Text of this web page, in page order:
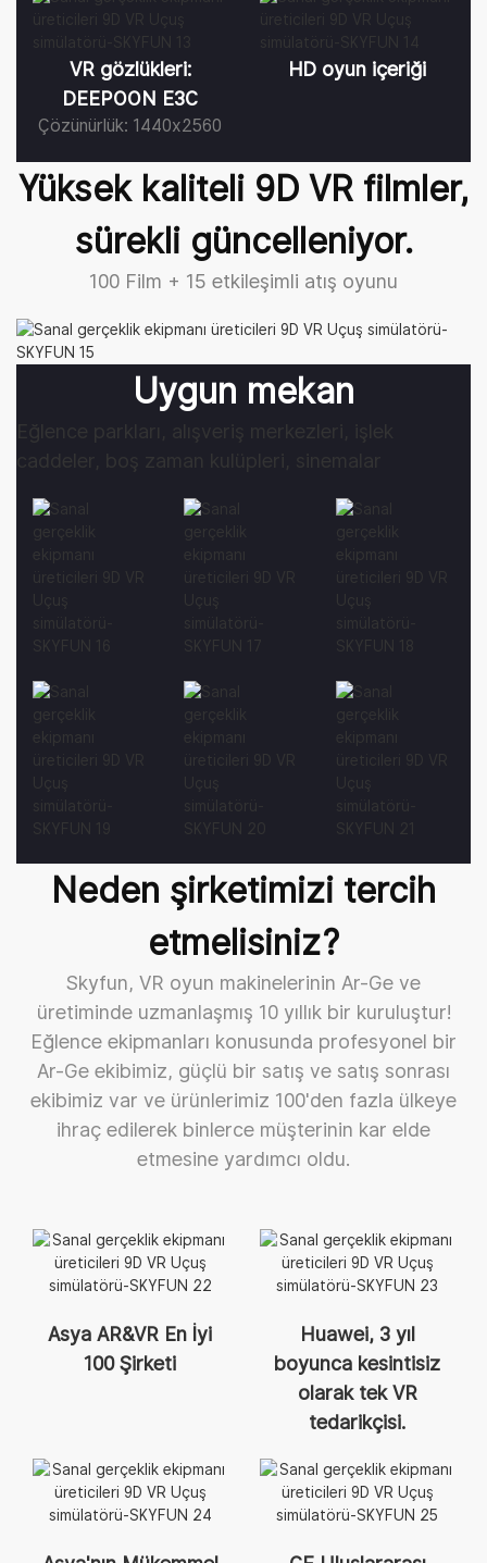
VR gözlükleri:
DEEPOON E3C
Çözünürlük: 1440x2560
HD oyun içeriği
Yüksek kaliteli 9D VR filmler,
sürekli güncelleniyor.
100 Film + 15 etkileşimli atış oyunu
Uygun mekan
Neden şirketimizi tercih
etmelisiniz?
Skyfun, VR oyun makinelerinin Ar-Ge ve
üretiminde uzmanlaşmış 10 yıllık bir kuruluştur!
Eğlence ekipmanları konusunda profesyonel bir
Ar-Ge ekibimiz, güçlü bir satış ve satış sonrası
ekibimiz var ve ürünlerimiz 100'den fazla ülkeye
ihraç edilerek binlerce müşterinin kar elde
etmesine yardımcı oldu.
Asya AR&VR En İyi
100 Şirketi
Huawei, 3 yıl
boyunca kesintisiz
olarak tek VR
tedarikçisi.